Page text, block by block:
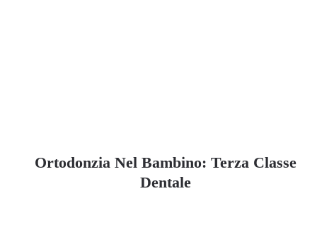
Ortodonzia Nel Bambino: Terza Classe
Dentale